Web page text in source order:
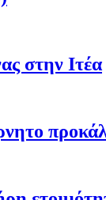
στην Ιτέα